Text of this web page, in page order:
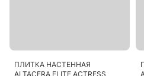
ПЛИТКА НАСТЕННАЯ
ALTACERA ELITE ACTRESS